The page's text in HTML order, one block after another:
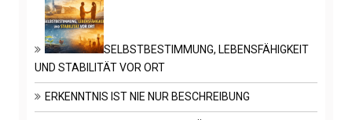
SELBSTBESTIMMUNG, LEBENSFÄHIGKEIT
UND STABILITÄT VOR ORT
ERKENNTNIS IST NIE NUR BESCHREIBUNG